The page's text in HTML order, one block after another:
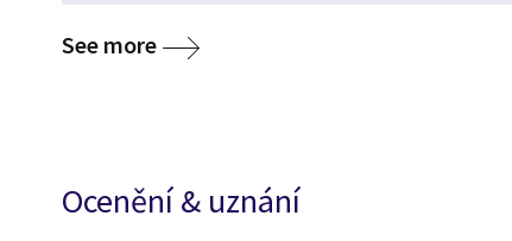
See more
Ocenění & uznání